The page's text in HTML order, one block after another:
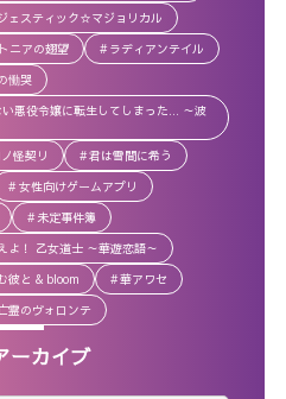
ェスティック☆マジョリカル
ニアの翅望
ラディアンテイル
慟哭
悪役令嬢に転生してしまった… ～波
怪契リ
君は雪間に希う
女性向けゲームアプリ
未定事件簿
よ！ 乙女道士 ～華遊恋語～
彼と & bloom
華アワセ
霊のヴォロンテ
ーカイブ